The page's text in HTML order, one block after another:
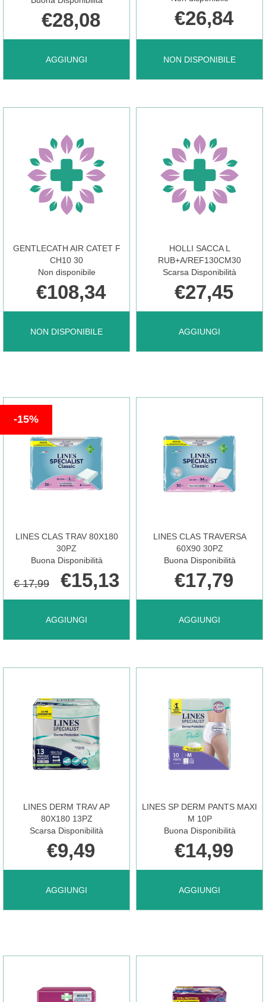
€28,08
AGGIUNGI
AGGIUNGI CONFORM2
45MM AL
CARRELLO
€26,84
NON DISPONIBILE
CONVEEN
8P NON
DISPONIBILE
GENTLECATH AIR CATET F
CH10 30
Non disponibile
€108,34
NON DISPONIBILE
GENTLECATH
CH10
30 NON
HOLLI SACCA L
RUB+A/REF130CM30
Scarsa Disponibilità
€27,45
AGGIUNGI
AGGIUNGI HOLLI
RUB+A/REF130CM30
CARRELLO
LINES CLAS TRAV 80X180
30PZ
Buona Disponibilità
15%
€ 17,99 €15,13
AGGIUNGI
AGGIUNGI LINES
80X180
CARRELLO
LINES CLAS TRAVERSA
60X90 30PZ
Buona Disponibilità
€17,79
AGGIUNGI
AGGIUNGI LINES
TRAVERSA
60X90
CARRELLO
LINES DERM TRAV AP
80X180 13PZ
Scarsa Disponibilità
€9,49
AGGIUNGI
AGGIUNGI LINES
LINES SP DERM PANTS MAXI
M 10P
Buona Disponibilità
€14,99
AGGIUNGI
AGGIUNGI LINES